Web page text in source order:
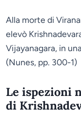
Alla morte di
elevò
Vijayanagara, in
(Nunes, pp. 300-1)
Le ispezioni
di